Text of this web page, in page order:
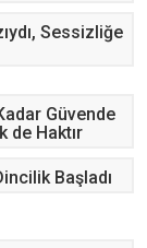
Sessizliğe
Güvende
de Haktır
Başladı